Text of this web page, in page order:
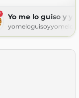
Yo me lo guiso y